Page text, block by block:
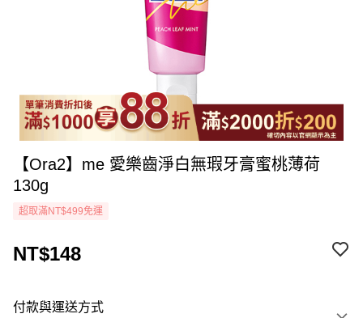
【Ora2】me 愛樂齒淨白無瑕牙膏蜜桃薄荷
130g
超取滿NT$499免運
NT$148
付款與運送方式